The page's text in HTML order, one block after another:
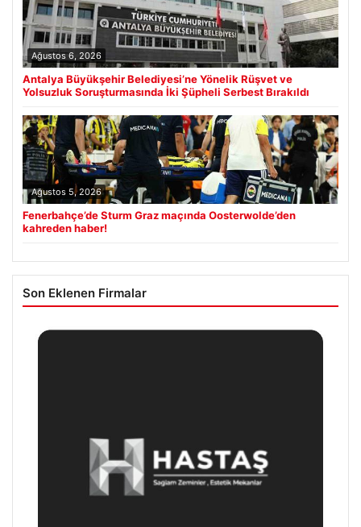
Ağustos 6, 2026
Antalya Büyükşehir Belediyesi’ne Yönelik Rüşvet ve
Yolsuzluk Soruşturmasında İki Şüpheli Serbest Bırakıldı
Ağustos 5, 2026
Fenerbahçe’de Sturm Graz maçında Oosterwolde’den
kahreden haber!
Son Eklenen Firmalar